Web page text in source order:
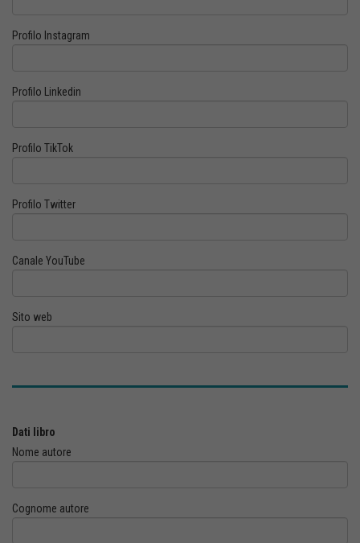
Profilo Instagram
Profilo Linkedin
Profilo TikTok
Profilo Twitter
Canale YouTube
Sito web
Dati libro
Nome autore
Cognome autore